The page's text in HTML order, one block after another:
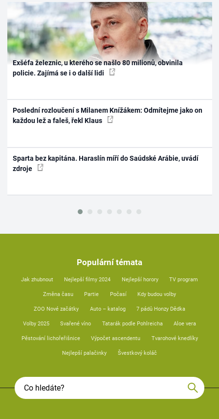
Exšéfa železnic, u kterého se našlo 80 milionů, obvinila
policie. Zajímá se i o další lidi
Poslední rozloučení s Milanem Knížákem: Odmítejme jako on
každou lež a faleš, řekl Klaus
Sparta bez kapitána. Haraslín míří do Saúdské Arábie, uvádí
zdroje
Populární témata
Jak zhubnout Nejlepší filmy 2024 Nejlepší horory TV program
Změna času Partie Počasí Kdy budou volby
ZOO Nové začátky Auto – katalog 7 pádů Honzy Dědka
Volby 2025 Svařené víno Tatarák podle Pohlreicha Aloe vera
Pěstování lichořeřišnice Výpočet ascendentu Tvarohové knedlíky
Nejlepší palačinky Švestkový koláč